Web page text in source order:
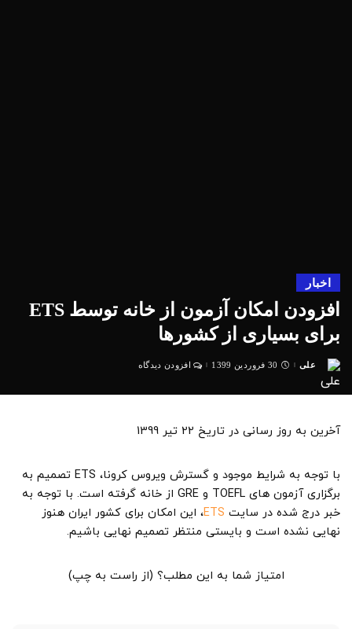
اخبار
افزودن امکان آزمون از خانه توسط ETS
برای بسیاری از کشورها
ارسال
علی 30 فروردین 1399 افزودن دیدگاه
آخرین به روز رسانی در تاریخ 22 تیر 1399
با توجه به شرایط موجود و گسترش ویروس کرونا، ETS تصمیم به
برگزاری آزمون های TOEFL و GRE از خانه گرفته است. با توجه به
خبر درج شده در سایت ETS، این امکان برای کشور ایران هنوز
نهایی نشده است و بایستی منتظر تصمیم نهایی باشیم.
امتیاز شما به این مطلب؟ (از راست به چپ)